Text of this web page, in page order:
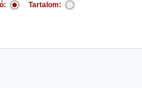
Tartalom: